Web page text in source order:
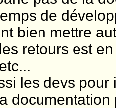
de
bien mettre
retours est
les devs